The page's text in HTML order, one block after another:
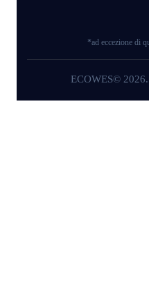
*ad eccezione di
ECOWES©